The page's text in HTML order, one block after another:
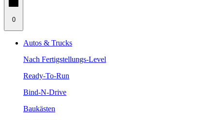
0
Autos & Trucks
Nach Fertigstellungs-Level
Ready-To-Run
Bind-N-Drive
Baukästen